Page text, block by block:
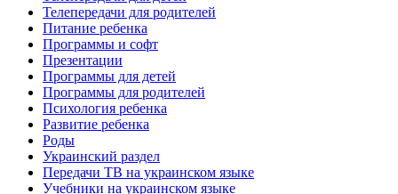
Телепередачи для родителей
Питание ребенка
Программы и софт
Презентации
Программы для детей
Программы для родителей
Психология ребенка
Развитие ребенка
Роды
Украинский раздел
Передачи ТВ на украинском языке
Учебники на украинском языке